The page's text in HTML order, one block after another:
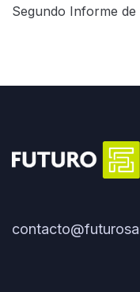
Segundo Informe